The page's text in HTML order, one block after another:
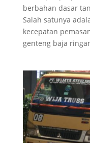
berbahan dasar
Salah satunya
kecepatan
genteng baja